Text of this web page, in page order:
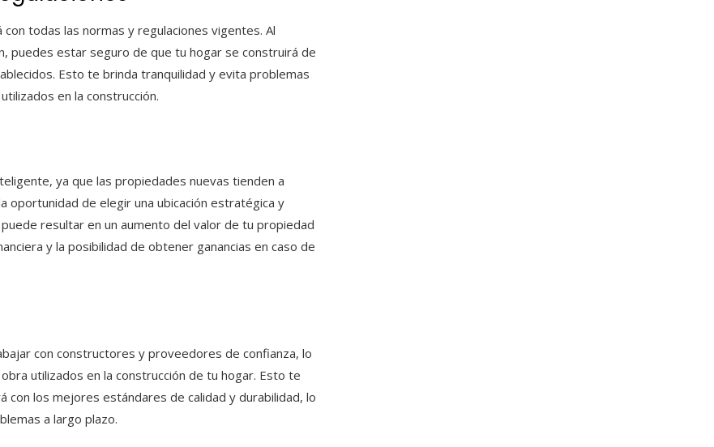
todas las normas y regulaciones vigentes. Al
puedes estar seguro de que tu hogar se construirá de
Esto te brinda tranquilidad y evita problemas
en la construcción.
ya que las propiedades nuevas tienden a
oportunidad de elegir una ubicación estratégica y
resultar en un aumento del valor de tu propiedad
y la posibilidad de obtener ganancias en caso de
con constructores y proveedores de confianza, lo
utilizados en la construcción de tu hogar. Esto te
con los mejores estándares de calidad y durabilidad, lo
a largo plazo.